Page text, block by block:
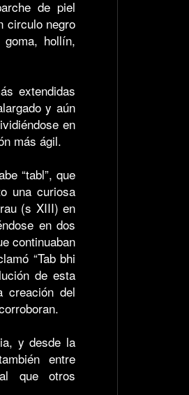
de piel
circulo negro
hollín,
extendidas
y aún
en
más ágil.
“tabl”, que
una curiosa
(s XIII) en
en dos
continuaban
“Tab bhi
de esta
creación del
y desde la
entre
que otros